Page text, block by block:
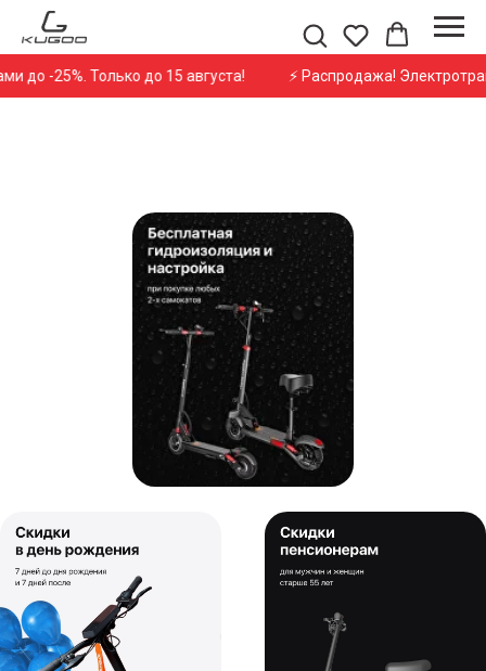
до 15 августа! ⚡ Распродажа! Электротранспорт со